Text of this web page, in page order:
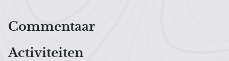
Hoofdnavigatiemenu
Commentaar
Activiteiten